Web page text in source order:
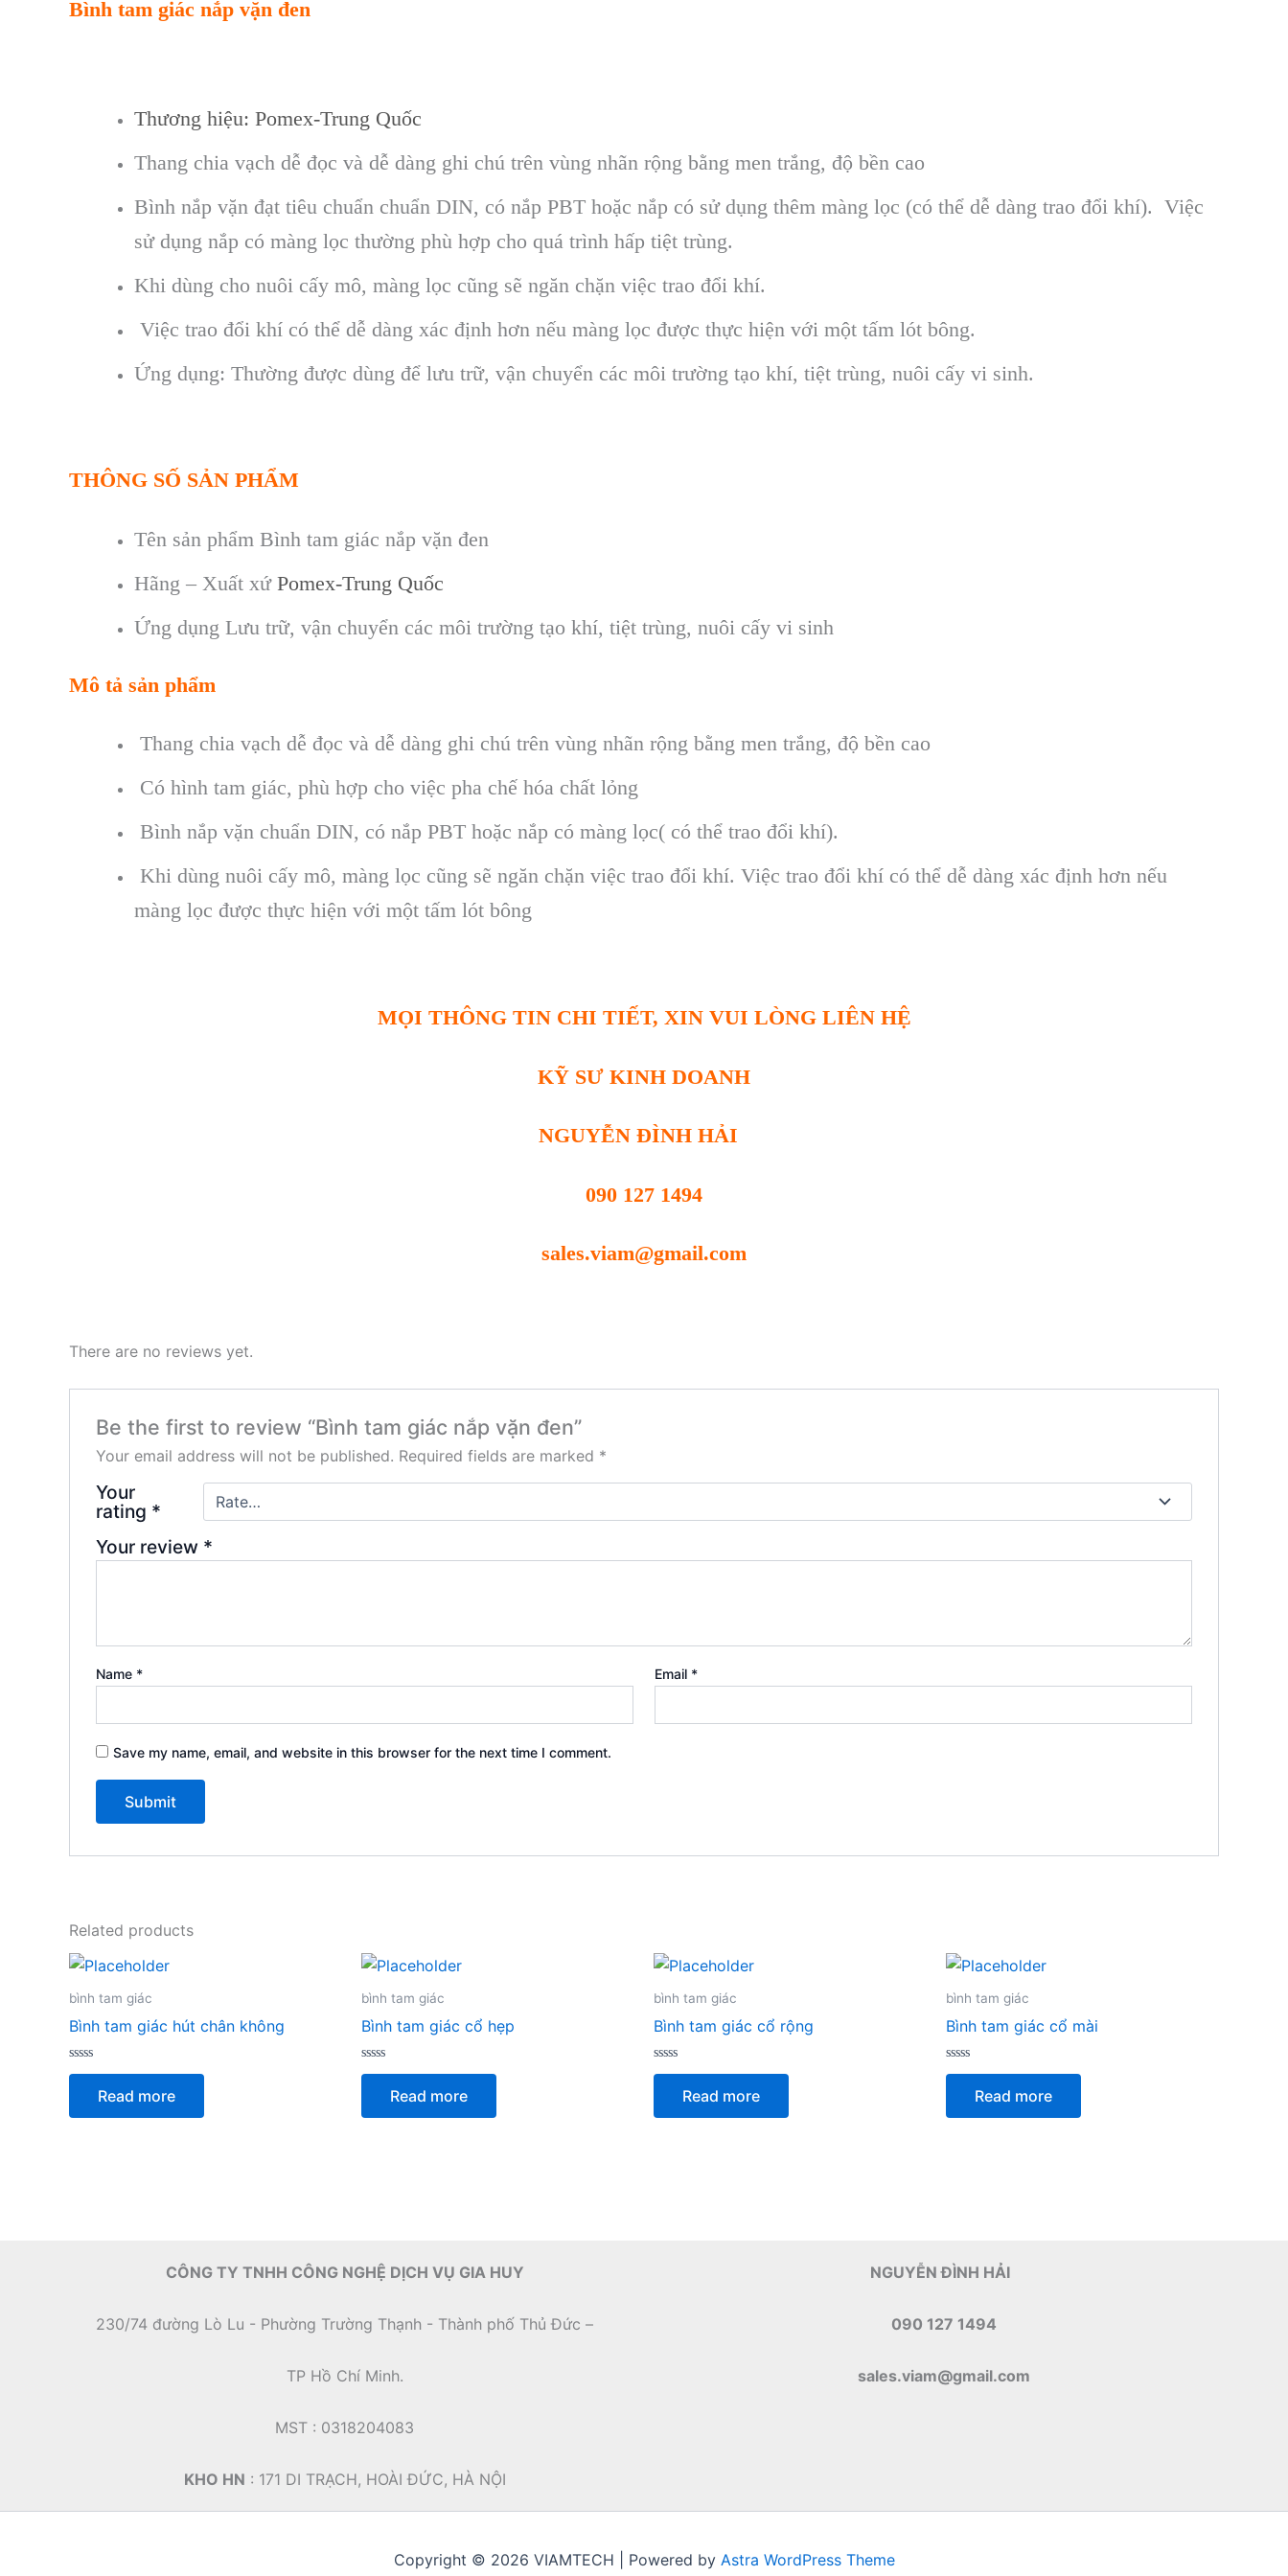
Bình tam giác nắp vặn đen
Thương hiệu: Pomex-Trung Quốc
Thang chia vạch dễ đọc và dễ dàng ghi chú trên vùng nhãn rộng bằng men trắng, độ bền cao
Bình nắp vặn đạt tiêu chuẩn chuẩn DIN, có nắp PBT hoặc nắp có sử dụng thêm màng lọc (có thể dễ dàng trao đổi khí). Việc
sử dụng nắp có màng lọc thường phù hợp cho quá trình hấp tiệt trùng.
Khi dùng cho nuôi cấy mô, màng lọc cũng sẽ ngăn chặn việc trao đổi khí.
Việc trao đổi khí có thể dễ dàng xác định hơn nếu màng lọc được thực hiện với một tấm lót bông.
Ứng dụng: Thường được dùng để lưu trữ, vận chuyển các môi trường tạo khí, tiệt trùng, nuôi cấy vi sinh.
THÔNG SỐ SẢN PHẨM
Tên sản phẩm Bình tam giác nắp vặn đen
Hãng – Xuất xứ Pomex-Trung Quốc
Ứng dụng Lưu trữ, vận chuyển các môi trường tạo khí, tiệt trùng, nuôi cấy vi sinh
Mô tả sản phẩm
Thang chia vạch dễ đọc và dễ dàng ghi chú trên vùng nhãn rộng bằng men trắng, độ bền cao
Có hình tam giác, phù hợp cho việc pha chế hóa chất lỏng
Bình nắp vặn chuẩn DIN, có nắp PBT hoặc nắp có màng lọc( có thể trao đổi khí).
Khi dùng nuôi cấy mô, màng lọc cũng sẽ ngăn chặn việc trao đổi khí. Việc trao đổi khí có thể dễ dàng xác định hơn nếu
màng lọc được thực hiện với một tấm lót bông
MỌI THÔNG TIN CHI TIẾT, XIN VUI LÒNG LIÊN HỆ
KỸ SƯ KINH DOANH
NGUYỄN ĐÌNH HẢI
090 127 1494
sales.viam@gmail.com
There are no reviews yet.
Be the first to review “Bình tam giác nắp vặn đen”
Your email address will not be published. Required fields are marked *
Your
rating *
Your review *
Name * Email *
Save my name, email, and website in this browser for the next time I comment.
Related products
bình tam giác
Bình tam giác hút chân không
Rated
5
Read more
bình tam giác
Bình tam giác cổ hẹp
Rated
5
Read more
bình tam giác
Bình tam giác cổ rộng
Rated
5
Read more
bình tam giác
Bình tam giác cổ mài
Rated
5
Read more
CÔNG TY TNHH CÔNG NGHỆ DỊCH VỤ GIA HUY
230/74 đường Lò Lu - Phường Trường Thạnh - Thành phố Thủ Đức –
TP Hồ Chí Minh.
MST : 0318204083
KHO HN : 171 DI TRẠCH, HOÀI ĐỨC, HÀ NỘI
NGUYỄN ĐÌNH HẢI
090 127 1494
sales.viam@gmail.com
Copyright © 2026 VIAMTECH | Powered by Astra WordPress Theme